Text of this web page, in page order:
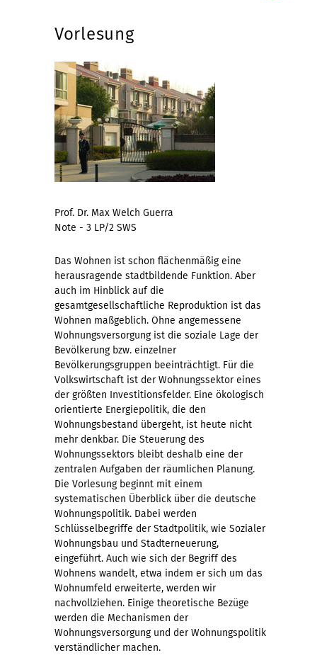
Vorlesung
Prof. Dr. Max Welch Guerra
Note - 3 LP/2 SWS
Das Wohnen ist schon flächenmäßig eine
herausragende stadtbildende Funktion. Aber
auch im Hinblick auf die
gesamtgesellschaftliche Reproduktion ist das
Wohnen maßgeblich. Ohne angemessene
Wohnungsversorgung ist die soziale Lage der
Bevölkerung bzw. einzelner
Bevölkerungsgruppen beeinträchtigt. Für die
Volkswirtschaft ist der Wohnungssektor eines
der größten Investitionsfelder. Eine ökologisch
orientierte Energiepolitik, die den
Wohnungsbestand übergeht, ist heute nicht
mehr denkbar. Die Steuerung des
Wohnungssektors bleibt deshalb eine der
zentralen Aufgaben der räumlichen Planung.
Die Vorlesung beginnt mit einem
systematischen Überblick über die deutsche
Wohnungspolitik. Dabei werden
Schlüsselbegriffe der Stadtpolitik, wie Sozialer
Wohnungsbau und Stadterneuerung,
eingeführt. Auch wie sich der Begriff des
Wohnens wandelt, etwa indem er sich um das
Wohnumfeld erweiterte, werden wir
nachvollziehen. Einige theoretische Bezüge
werden die Mechanismen der
Wohnungsversorgung und der Wohnungspolitik
verständlicher machen.